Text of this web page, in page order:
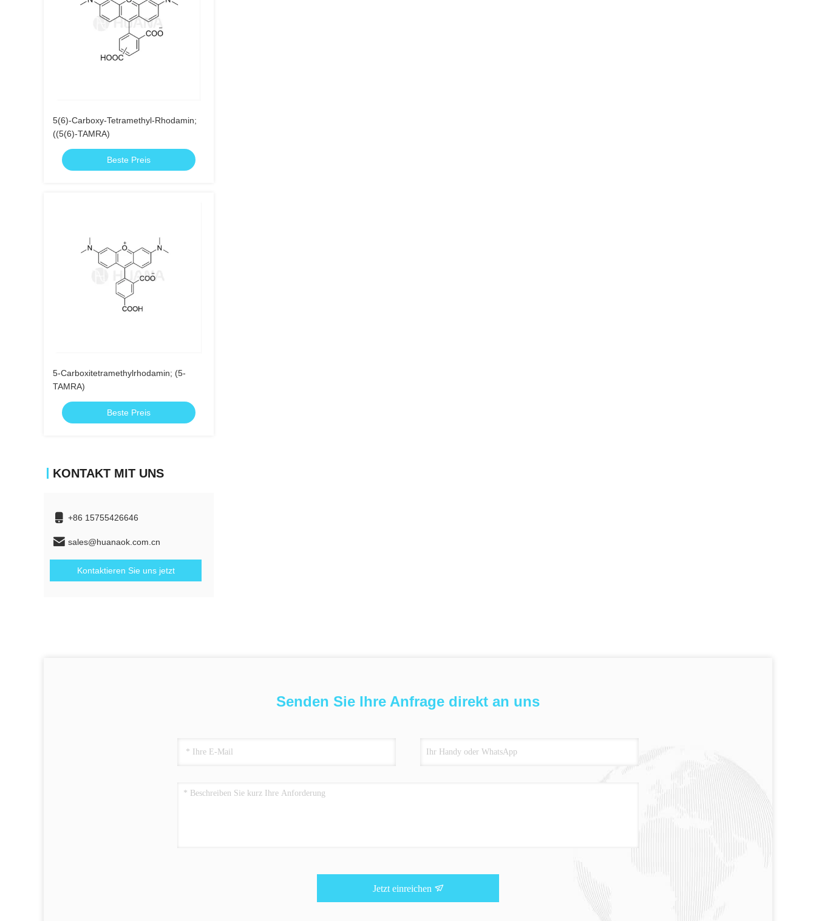
5(6)-Carboxy-Tetramethyl-Rhodamin;
((5(6)-TAMRA)
Beste Preis
5-Carboxitetramethylrhodamin; (5-
TAMRA)
Beste Preis
KONTAKT MIT UNS
+86 15755426646
sales@huanaok.com.cn
Kontaktieren Sie uns jetzt
Senden Sie Ihre Anfrage direkt an uns
Jetzt einreichen